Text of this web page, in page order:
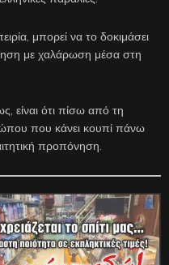
μπορεί να το δοκιμάσει
με χαλάρωση μέσα στη
είναι ότι πίσω από τη
που κάνει κουπί πάνω
προπόνηση.